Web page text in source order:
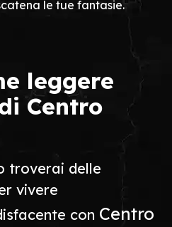
le tue fantasie.
leggere
Centro
troverai delle
vivere
con Centro